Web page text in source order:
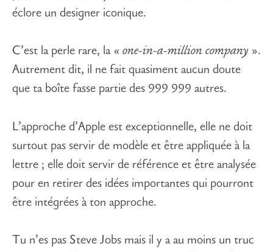
éclore un designer iconique.
C’est la perle rare, la « one-in-a-million company ».
Autrement dit, il ne fait quasiment aucun doute
que ta boîte fasse partie des 999 999 autres.
L’approche d’Apple est exceptionnelle, elle ne doit
surtout pas servir de modèle et être appliquée à la
lettre ; elle doit servir de référence et être analysée
pour en retirer des idées importantes qui pourront
être intégrées à ton approche.
Tu n’es pas Steve Jobs mais il y a au moins un truc